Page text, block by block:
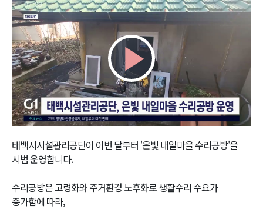
Play
Video
태백시시설관리공단이 이번 달부터 '은빛 내일마을 수리공방'을
시범 운영합니다.
수리공방은 고령화와 주거환경 노후화로 생활수리 수요가
증가함에 따라,